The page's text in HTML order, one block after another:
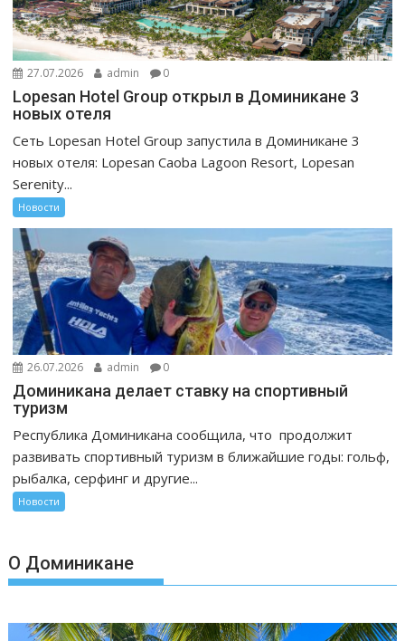
27.07.2026 admin 0
Lopesan Hotel Group открыл в Доминикане 3
новых отеля
Сеть Lopesan Hotel Group запустила в Доминикане 3
новых отеля: Lopesan Caoba Lagoon Resort, Lopesan
Serenity...
Новости
26.07.2026 admin 0
Доминикана делает ставку на спортивный
туризм
Республика Доминикана сообщила, что продолжит
развивать спортивный туризм в ближайшие годы: гольф,
рыбалка, серфинг и другие...
Новости
О Доминикане